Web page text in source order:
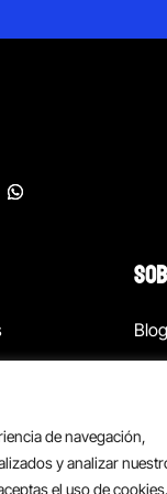
de navegación,
y analizar
el uso de cookies.
Blog